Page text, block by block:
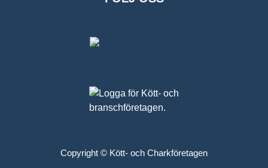
Copyright © Kött- och Charkföretagen